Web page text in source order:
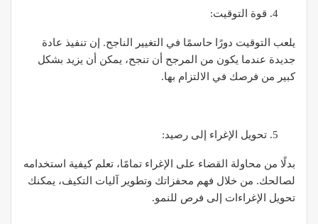
قوة التوقيت:
يلعب التوقيت دورًا حاسمًا في التغيير الناجح. إن تنفيذ عادة
جديدة عندما يكون من المرجح أن تنجح، يمكن أن يزيد بشكل
كبير من فرصك في الالتزام بها.
تحويل الإغراء إلى رصيد:
بدلًا من محاولة القضاء على الإغراء تمامًا، تعلم كيفية استخدامه
لصالحك. من خلال فهم محفزاتك وتطوير آليات التكيف، يمكنك
تحويل الإغراءات إلى فرص للنمو.